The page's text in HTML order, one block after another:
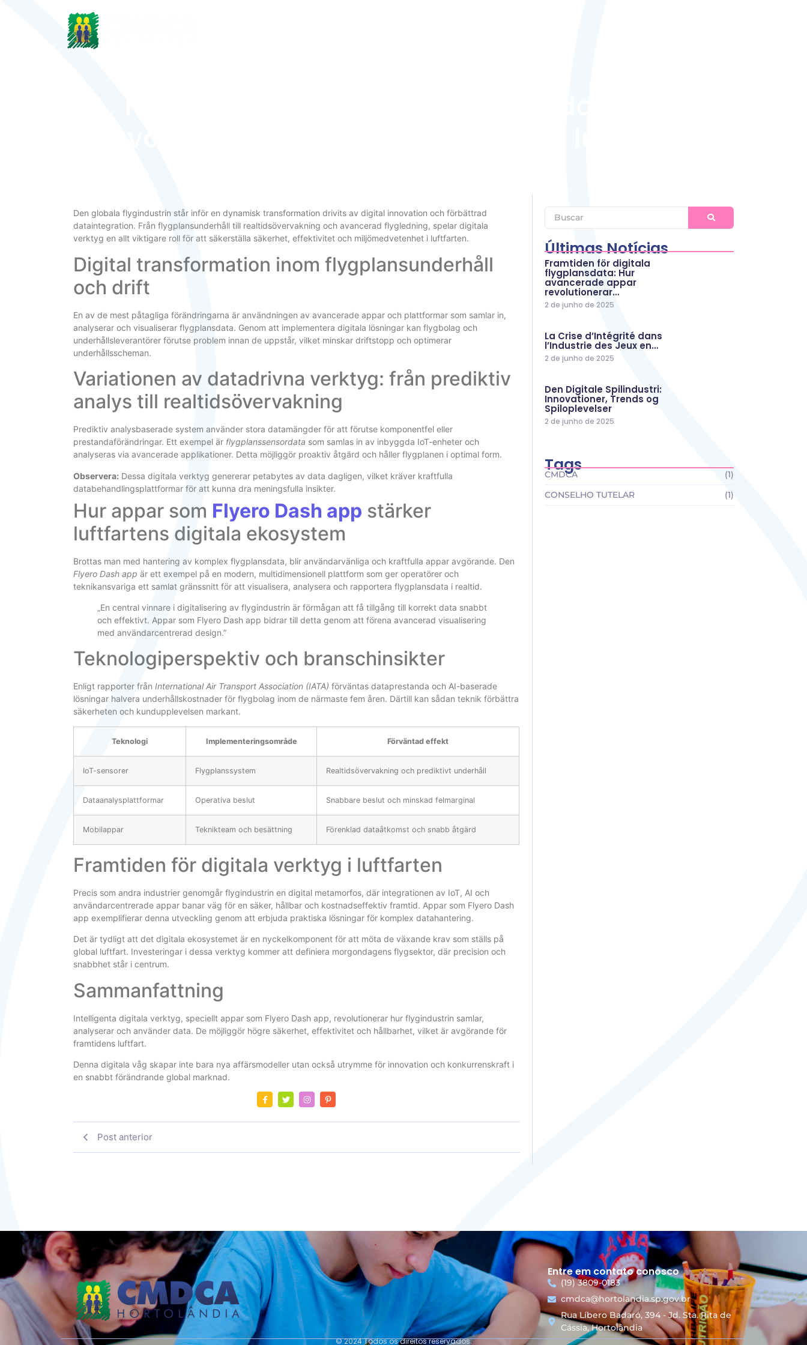
Den globala flygindustrin står inför en dynamisk transformation drivits av digital innovation och förbättrad
dataintegration. Från flygplansunderhåll till realtidsövervakning och avancerad flygledning, spelar digitala
verktyg en allt viktigare roll för att säkerställa säkerhet, effektivitet och miljömedvetenhet i luftfarten.
Digital transformation inom flygplansunderhåll
och drift
En av de mest påtagliga förändringarna är användningen av avancerade appar och plattformar som samlar in,
analyserar och visualiserar flygplansdata. Genom att implementera digitala lösningar kan flygbolag och
underhållsleverantörer förutse problem innan de uppstår, vilket minskar driftstopp och optimerar
underhållsscheman.
Variationen av datadrivna verktyg: från prediktiv
analys till realtidsövervakning
Prediktiv analysbaserade system använder stora datamängder för att förutse komponentfel eller
prestandaförändringar. Ett exempel är flygplanssensordata som samlas in av inbyggda IoT-enheter och
analyseras via avancerade applikationer. Detta möjliggör proaktiv åtgärd och håller flygplanen i optimal form.
Observera: Dessa digitala verktyg genererar petabytes av data dagligen, vilket kräver kraftfulla
databehandlingsplattformar för att kunna dra meningsfulla insikter.
Hur appar som Flyero Dash app stärker
luftfartens digitala ekosystem
Brottas man med hantering av komplex flygplansdata, blir användarvänliga och kraftfulla appar avgörande. Den
Flyero Dash app är ett exempel på en modern, multidimensionell plattform som ger operatörer och
teknikansvariga ett samlat gränssnitt för att visualisera, analysera och rapportera flygplansdata i realtid.
„En central vinnare i digitalisering av flygindustrin är förmågan att få tillgång till korrekt data snabbt
och effektivt. Appar som Flyero Dash app bidrar till detta genom att förena avancerad visualisering
med användarcentrerad design.”
Teknologiperspektiv och branschinsikter
Enligt rapporter från International Air Transport Association (IATA) förväntas dataprestanda och AI-baserade
lösningar halvera underhållskostnader för flygbolag inom de närmaste fem åren. Därtill kan sådan teknik förbättra
säkerheten och kundupplevelsen markant.
Teknologi Implementeringsområde Förväntad effekt
IoT-sensorer Flygplanssystem Realtidsövervakning och prediktivt underhåll
Dataanalysplattformar Operativa beslut Snabbare beslut och minskad felmarginal
Mobilappar Teknikteam och besättning Förenklad dataåtkomst och snabb åtgärd
Framtiden för digitala verktyg i luftfarten
Precis som andra industrier genomgår flygindustrin en digital metamorfos, där integrationen av IoT, AI och
användarcentrerade appar banar väg för en säker, hållbar och kostnadseffektiv framtid. Appar som Flyero Dash
app exemplifierar denna utveckling genom att erbjuda praktiska lösningar för komplex datahantering.
Det är tydligt att det digitala ekosystemet är en nyckelkomponent för att möta de växande krav som ställs på
global luftfart. Investeringar i dessa verktyg kommer att definiera morgondagens flygsektor, där precision och
snabbhet står i centrum.
Sammanfattning
Intelligenta digitala verktyg, speciellt appar som Flyero Dash app, revolutionerar hur flygindustrin samlar,
analyserar och använder data. De möjliggör högre säkerhet, effektivitet och hållbarhet, vilket är avgörande för
framtidens luftfart.
Denna digitala våg skapar inte bara nya affärsmodeller utan också utrymme för innovation och konkurrenskraft i
en snabbt förändrande global marknad.
Post anterior
Últimas Notícias
Framtiden för digitala
flygplansdata: Hur
avancerade appar
revolutionerar…
2 de junho de 2025
La Crise d’Intégrité dans
l’Industrie des Jeux en…
2 de junho de 2025
Den Digitale Spilindustri:
Innovationer, Trends og
Spiloplevelser
2 de junho de 2025
Tags
CMDCA
(1)
CONSELHO TUTELAR
(1)
Entre em contato conosco
(19) 3809-0183
cmdca@hortolandia.sp.gov.br
Rua Líbero Badaró, 394 - Jd. Sta. Rita de
Cássia, Hortolândia
© 2024 Todos os direitos reservados.